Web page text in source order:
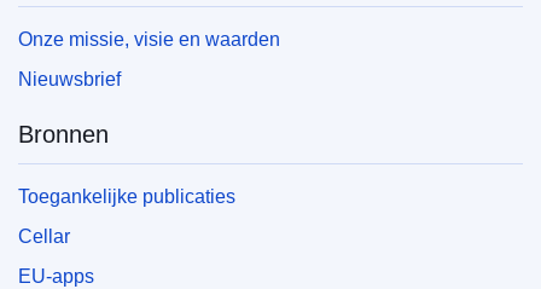
Onze missie, visie en waarden
Nieuwsbrief
Bronnen
Toegankelijke publicaties
Cellar
EU-apps